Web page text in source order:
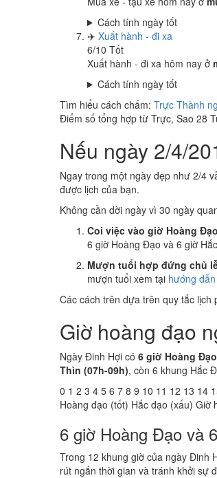
Cách tính ngày tốt
✈️ Xuất hành - đi xa
6/10 Tốt
Xuất hành - đi xa hôm nay ở
Cách tính ngày tốt
Tìm hiểu cách chấm: Trực Thành
Điểm số tổng hợp từ Trực, Sao 28
Nếu ngày 2/4/
Ngay trong một ngày đẹp như 2/4
được lịch của bạn.
Không cần dời ngày vì 30 ngày
Coi việc vào giờ Hoàng
6 giờ Hoàng Đạo và 6 giờ
Mượn tuổi hợp đứng chủ
mượn tuổi xem tại hướng
Các cách trên dựa trên quy tắc
Giờ hoàng đạo
Ngày Đinh Hợi có 6 giờ Hoàng Đạo
Thìn (07h-09h), còn 6 khung Hắc
0 1 2 3 4 5 6 7 8 9 10 11 12 13 14
Hoàng đạo (tốt) Hắc đạo (xấu) Giờ
6 giờ Hoàng Đạo và
Trong 12 khung giờ của ngày Đinh
rút ngắn thời gian và tránh khởi sự